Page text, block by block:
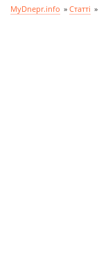
MyDnepr.info » Статті »